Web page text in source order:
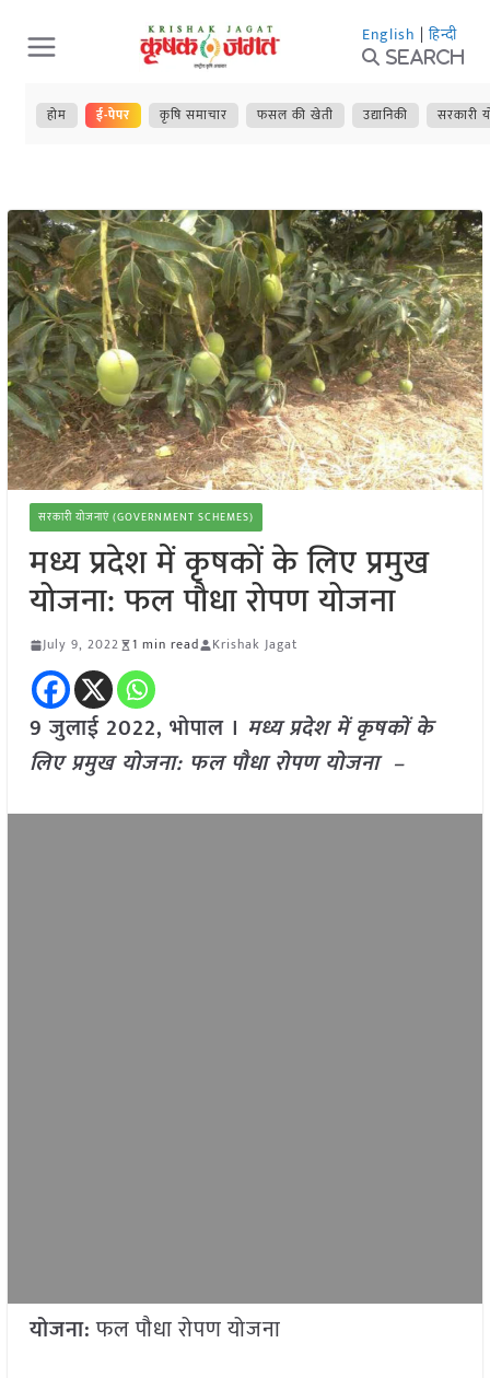
Skip
to
content
English | हिन्दी
Search
होम ई-पेपर कृषि समाचार फसल की खेती उद्यानिकी सरकारी
सरकारी योजनाएं (GOVERNMENT SCHEMES)
मध्य प्रदेश में कृषकों के लिए प्रमुख
योजना: फल पौधा रोपण योजना
July 9, 2022 1 min read Krishak Jagat
9 जुलाई 2022, भोपाल । मध्य प्रदेश में कृषकों के
लिए प्रमुख योजना: फल पौधा रोपण योजना –
योजना:फल पौधा रोपण योजना